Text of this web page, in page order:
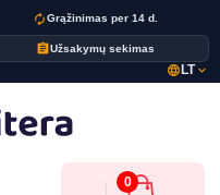
autorenewGrąžinimas per 14 d.
assignmentUžsakymų sekimas
language LTexpand_more
0